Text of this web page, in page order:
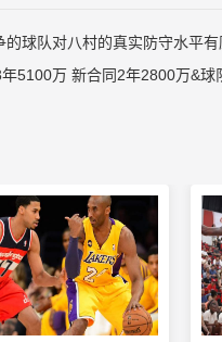
球队对八村的真实防守水平有
5100万 新合同2年2800万&球